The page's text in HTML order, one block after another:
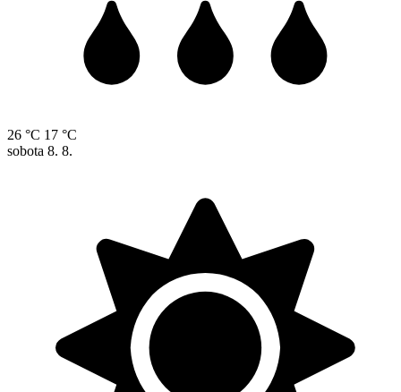
26 °C 17 °C
sobota 8. 8.